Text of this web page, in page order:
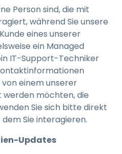
Person sind, die mit
während Sie unsere
eines unserer
ein Managed
IT-Support-Techniker
einem unserer
möchten, die
Sie sich bitte direkt
Sie interagieren.
Updates